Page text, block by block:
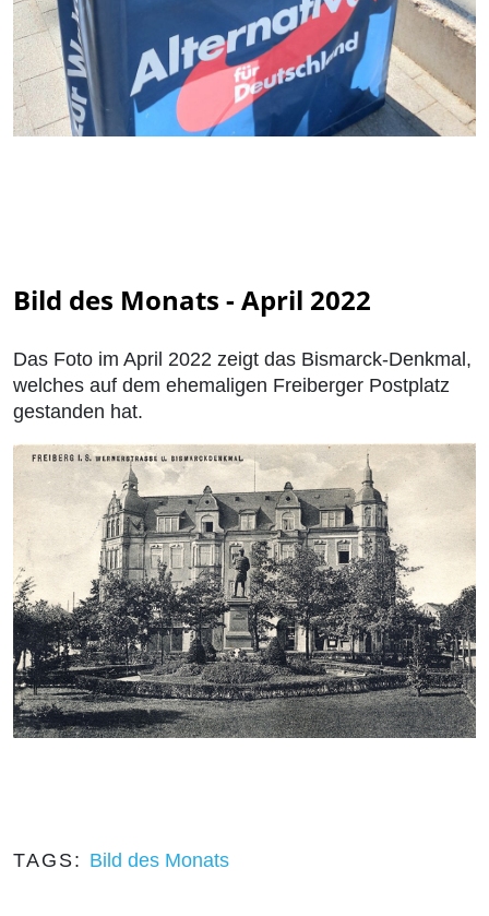
Bild des Monats - April 2022
Das Foto im April 2022 zeigt das Bismarck-Denkmal,
welches auf dem ehemaligen Freiberger Postplatz
gestanden hat.
TAGS: Bild des Monats